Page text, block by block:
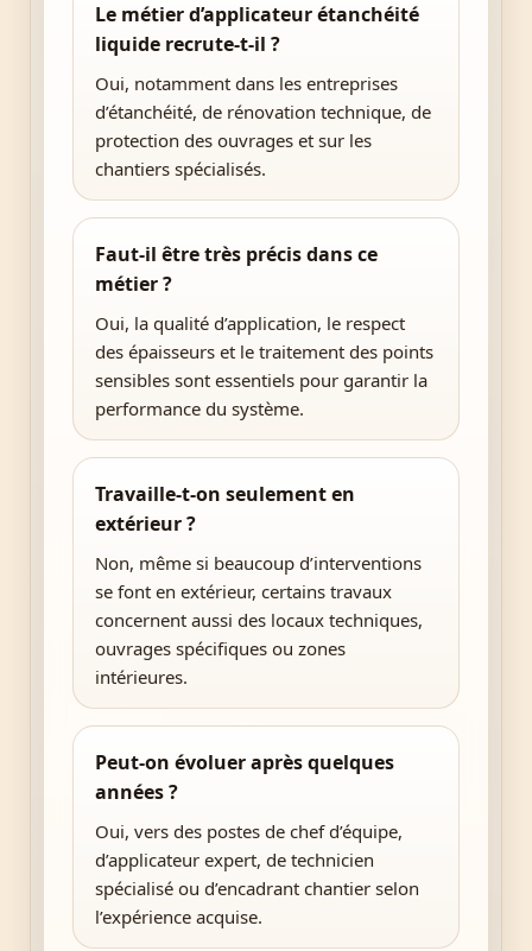
Le métier d’applicateur étanchéité
liquide recrute-t-il ?
Oui, notamment dans les entreprises
d’étanchéité, de rénovation technique, de
protection des ouvrages et sur les
chantiers spécialisés.
Faut-il être très précis dans ce
métier ?
Oui, la qualité d’application, le respect
des épaisseurs et le traitement des points
sensibles sont essentiels pour garantir la
performance du système.
Travaille-t-on seulement en
extérieur ?
Non, même si beaucoup d’interventions
se font en extérieur, certains travaux
concernent aussi des locaux techniques,
ouvrages spécifiques ou zones
intérieures.
Peut-on évoluer après quelques
années ?
Oui, vers des postes de chef d’équipe,
d’applicateur expert, de technicien
spécialisé ou d’encadrant chantier selon
l’expérience acquise.